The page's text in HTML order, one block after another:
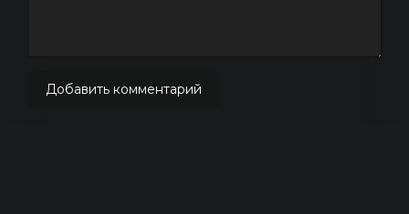
Добавить комментарий